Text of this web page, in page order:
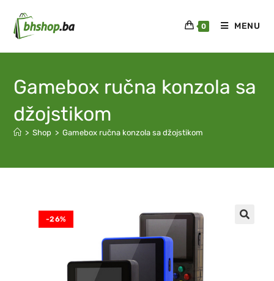
0 MENU
Gamebox ručna konzola sa
džojstikom
> Shop > Gamebox ručna konzola sa džojstikom
-26%